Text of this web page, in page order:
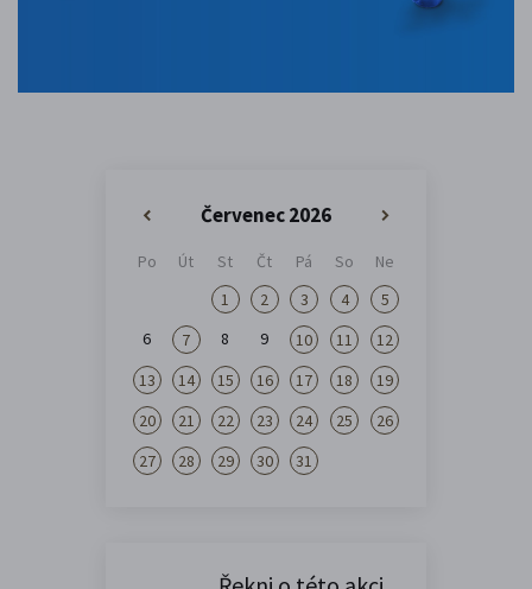
Červenec 2026
»
Po Út St Čt Pá So
Ne
1
2 3 4
5
6
7 8 9 10 11
12
13
14 15 16 17 18
19
20
21 22 23 24 25
26
27
28 29 30 31